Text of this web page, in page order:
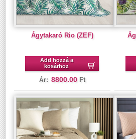
Ágytakaró Rio (ZEF)
Add hozzá a
kosárhoz
Ár: 8800.00 Ft